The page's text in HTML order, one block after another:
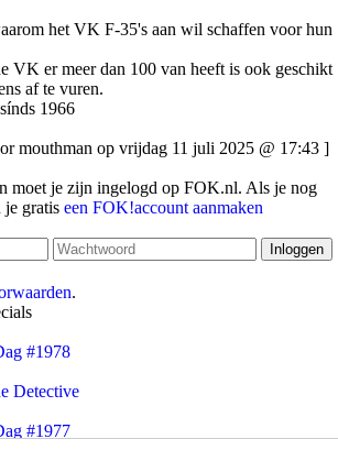
het VK F-35's aan wil schaffen voor hun
VK er meer dan 100 van heeft is ook geschikt
af te vuren.
1966
mouthman op vrijdag 11 juli 2025 @ 17:43 ]
moet je zijn ingelogd op FOK.nl. Als je nog
je gratis een FOK!account aanmaken
.
#1978
Detective
#1977